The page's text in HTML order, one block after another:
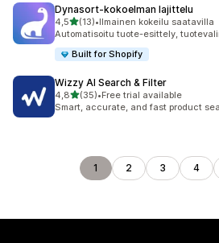
Dynasort‑kokoelman lajittelu
4,5/ 5 tähteä
(13)
13 arvostelua yhteensä
•Ilmainen kokeilu saatavilla
Automatisoitu tuote-esittely,
Built for Shopify
Wizzy AI Search & Filter
4,8/ 5 tähteä
(35)
35 arvostelua yhteensä
•Free trial available
Smart, accurate, and fast product
1 2 3 4